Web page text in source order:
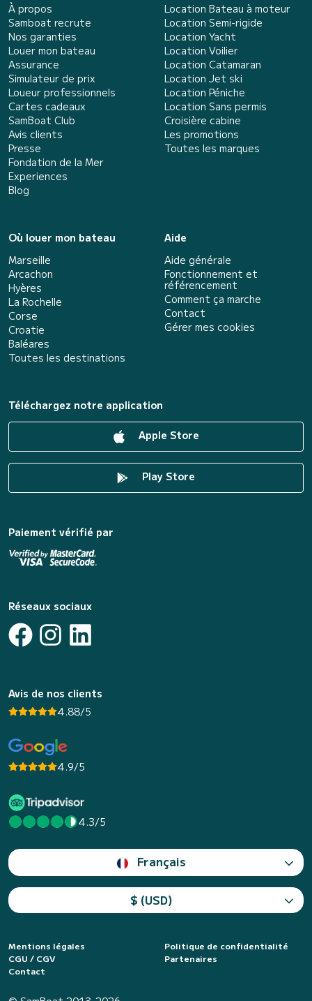
À propos
Samboat recrute
Nos garanties
Louer mon bateau
Assurance
Simulateur de prix
Loueur professionnels
Cartes cadeaux
SamBoat Club
Avis clients
Presse
Fondation de la Mer
Experiences
Blog
Location Bateau à moteur
Location Semi-rigide
Location Yacht
Location Voilier
Location Catamaran
Location Jet ski
Location Péniche
Location Sans permis
Croisière cabine
Les promotions
Toutes les marques
Où louer mon bateau
Marseille
Arcachon
Hyères
La Rochelle
Corse
Croatie
Baléares
Toutes les destinations
Aide
Aide générale
Fonctionnement et
référencement
Comment ça marche
Contact
Gérer mes cookies
Téléchargez notre application
Apple Store
Play Store
Paiement vérifié par
Réseaux sociaux
Avis de nos clients
4.88/5
4.9/5
4.3/5
Français
$ (USD)
Mentions légales
Politique de confidentialité
CGU / CGV
Partenaires
Contact